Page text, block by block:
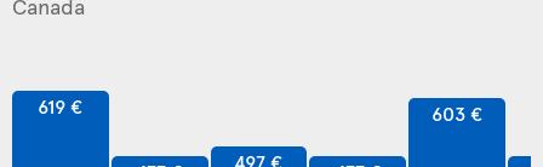
619 €
497 €
603 €